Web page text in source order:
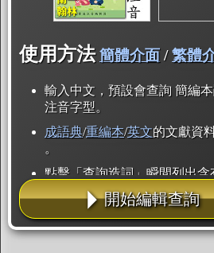
使用方法 簡體介面/繁體
輸入中文，預設會查詢 簡編
注音字型。
成語典/重編本/英文的文獻資
。
點擊「查詢造詞」瞬間列出含
點「部首」瞬間列出所有「
辭典解釋的全文都經過自動
用手動重複輸入。
開始編輯查詢